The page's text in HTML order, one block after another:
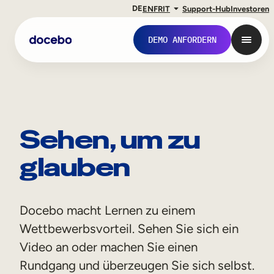
DEENFRIT Support-HubInvestoren
DEMO ANFORDERN
Onboarding von Mitarbeitern
Mitarbeiterausbildung
Sehen, um zu
glauben
Docebo macht Lernen zu einem
Wettbewerbsvorteil. Sehen Sie sich ein
Video an oder machen Sie einen
Rundgang und überzeugen Sie sich selbst.